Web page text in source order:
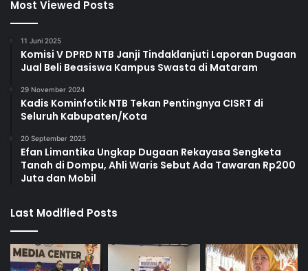
Most Viewed Posts
11 Juni 2025
Komisi V DPRD NTB Janji Tindaklanjuti Laporan Dugaan
Jual Beli Beasiswa Kampus Swasta di Mataram
29 November 2024
Kadis Kominfotik NTB Tekan Pentingnya CISRT di
Seluruh Kabupaten/Kota
20 September 2025
Efan Limantika Ungkap Dugaan Rekayasa Sengketa
Tanah di Dompu, Ahli Waris Sebut Ada Tawaran Rp200
Juta dan Mobil
Last Modified Posts